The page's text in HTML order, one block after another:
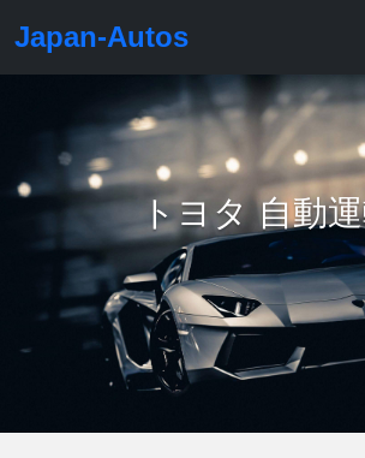
Japan-Autos
トヨタ 自動